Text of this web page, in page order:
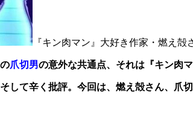
『キン肉マン』大好き作家・燃え殻
爪切男の意外な共通点、それは『キン肉
して辛く批評。今回は、燃え殻さん、爪